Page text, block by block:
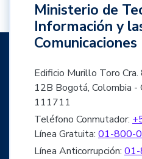
Ministerio de
Información y
Comunicaciones
Edificio Murillo Toro
12B Bogotá, Colombia -
111711
Teléfono Conmutador:
Línea Gratuita: 01-800-
Línea Anticorrupción: